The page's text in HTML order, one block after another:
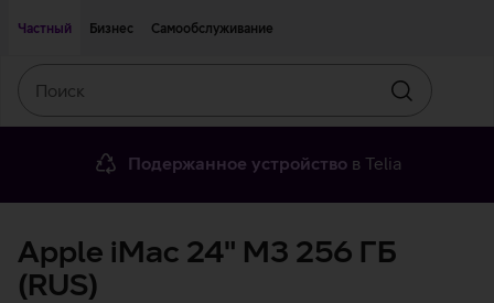
Частный
Бизнес Самообслуживание
Искать
Подержанное устройство в Telia
Apple iMac 24" M3 256 ГБ
(RUS)